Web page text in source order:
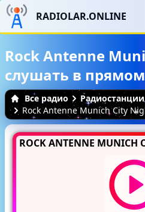
RADIOLAR.ONLINE
Rock Antenne
слушать в
Все радио Радиостанции
Rock Antenne Munich City
ROCK ANTENNE MUNICH